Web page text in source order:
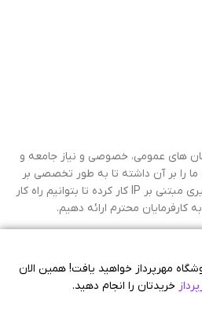
های عمومی، خصوصی و نیاز جامعه و
را بر آن داشته تا به طور تخصصی بر
روی سیستم های نظارت تصویری مبتنی بر IP کار کرده تا بتوانیم راه کار
کارفرمایان محترم ارائه دهیم.
مهرپرداز خواهید یافت! همین الان
خریدتان را انجام دهید.